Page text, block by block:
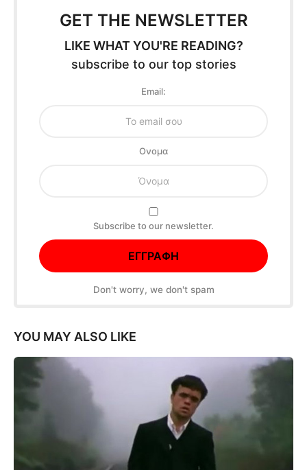
GET THE NEWSLETTER
LIKE WHAT YOU'RE READING?
subscribe to our top stories
Email:
Oνομα
Subscribe to our newsletter.
Don't worry, we don't spam
YOU MAY ALSO LIKE